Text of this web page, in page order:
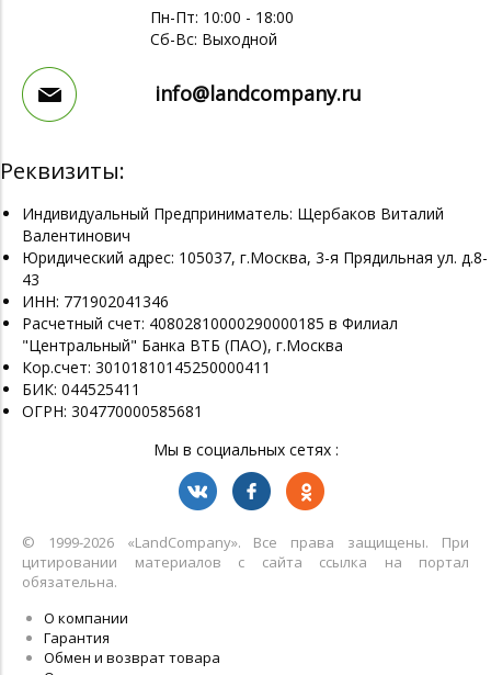
Пн-Пт: 10:00 - 18:00
Сб-Вс: Выходной
info@landcompany.ru
Реквизиты:
Индивидуальный Предприниматель: Щербаков Виталий
Валентинович
Юридический адрес: 105037, г.Москва, 3-я Прядильная ул. д.8-
43
ИНН: 771902041346
Расчетный счет: 40802810000290000185 в Филиал
"Центральный" Банка ВТБ (ПАО), г.Москва
Кор.счет: 30101810145250000411
БИК: 044525411
ОГРН: 304770000585681
Мы в социальных сетях :
© 1999-2026 «LandСompany». Все права защищены. При
цитировании материалов с сайта ссылка на портал
обязательна.
О компании
Гарантия
Обмен и возврат товара